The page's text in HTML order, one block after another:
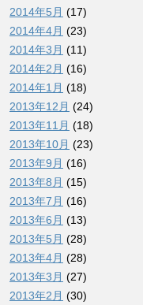
2014年5月 (17)
2014年4月 (23)
2014年3月 (11)
2014年2月 (16)
2014年1月 (18)
2013年12月 (24)
2013年11月 (18)
2013年10月 (23)
2013年9月 (16)
2013年8月 (15)
2013年7月 (16)
2013年6月 (13)
2013年5月 (28)
2013年4月 (28)
2013年3月 (27)
2013年2月 (30)